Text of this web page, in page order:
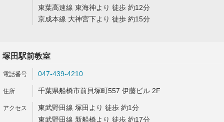
東葉高速線 東海神より 徒歩 約12分
京成本線 大神宮下より 徒歩 約15分
塚田駅前教室
047-439-4210
千葉県船橋市前貝塚町557 伊藤ビル 2F
東武野田線 塚田より 徒歩 約1分
東武野田線 新船橋より 徒歩 約17分